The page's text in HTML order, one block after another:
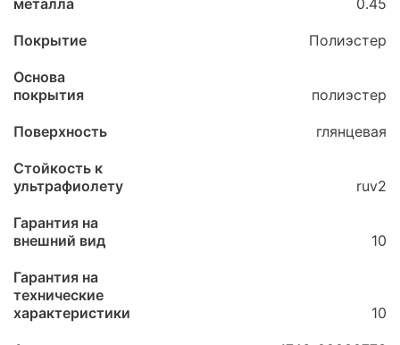
Покрытие Полиэстер
Основа
покрытия
полиэстер
Поверхность глянцевая
Стойкость к
ультрафиолету
ruv2
Гарантия на
внешний вид
10
Гарантия на
технические
характеристики
10